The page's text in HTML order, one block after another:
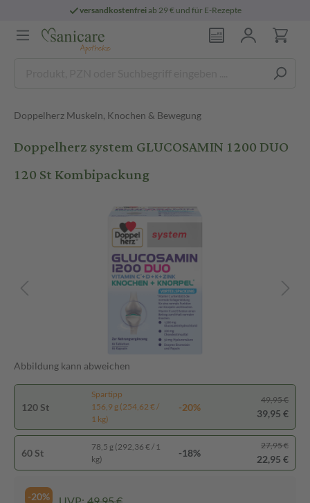
versandkostenfreiab 29 € und für E-Rezepte
Doppelherz Muskeln, Knochen & Bewegung
Doppelherz system GLUCOSAMIN 1200 DUO
120 St Kombipackung
Abbildung kann abweichen
120 St
Spartipp
156,9 g (254,62 € /
1 kg)
-20%
49,95 €
39,95 €
60 St
78,5 g (292,36 € / 1
kg)
-18%
27,95 €
22,95 €
-20%